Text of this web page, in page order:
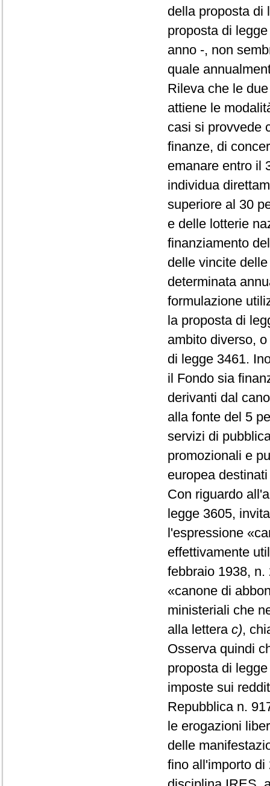
della proposta di
proposta di
anno -, non
quale
Rileva che le
attiene le
casi si provvede
finanze, di
emanare entro il
individua
superiore al 30
e delle lotterie
finanziamento
delle vincite
determinata
formulazione
la proposta di
ambito diverso,
di legge 3461.
il Fondo sia
derivanti dal
alla fonte del 5
servizi di
promozionali e
europea
Con riguardo
legge 3605,
l'espressione
effettivamente
febbraio 1938,
«canone di
ministeriali che
alla lettera c),
Osserva quindi
proposta di
imposte sui
Repubblica n.
le erogazioni
delle
fino all'importo